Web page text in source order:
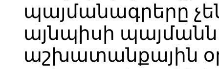
պայմանագրերը
այնպիսի
աշխատանքային